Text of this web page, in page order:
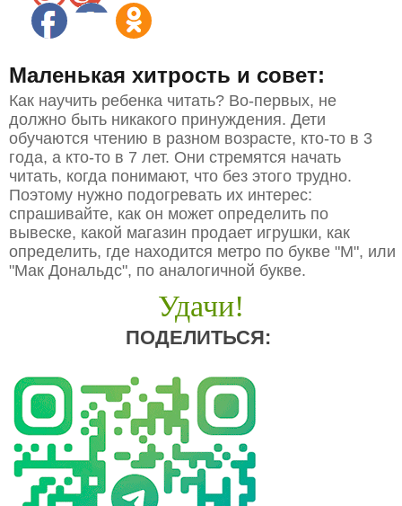
Маленькая хитрость и совет:
Как научить ребенка читать? Во-первых, не
должно быть никакого принуждения. Дети
обучаются чтению в разном возрасте, кто-то в 3
года, а кто-то в 7 лет. Они стремятся начать
читать, когда понимают, что без этого трудно.
Поэтому нужно подогревать их интерес:
спрашивайте, как он может определить по
вывеске, какой магазин продает игрушки, как
определить, где находится метро по букве "М", или
"Мак Дональдс", по аналогичной букве.
Удачи!
ПОДЕЛИТЬСЯ: